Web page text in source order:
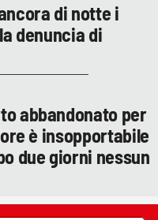
di notte i
denuncia di
abbandonato per
è insopportabile
due giorni nessun